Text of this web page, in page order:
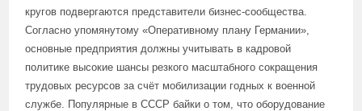
кругов подвергаются представители бизнес-сообщества.
Согласно упомянутому «Оперативному плану Германии»,
основные предприятия должны учитывать в кадровой
политике высокие шансы резкого масштабного сокращения
трудовых ресурсов за счёт мобилизации годных к военной
службе. Популярные в СССР байки о том, что оборудование